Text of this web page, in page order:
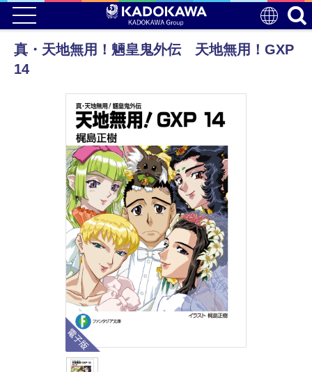
真・天地無用！魎皇鬼外伝 天地無用！GXP
14
電子版